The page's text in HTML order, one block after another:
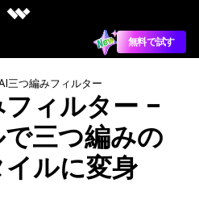
無料で試す
三つ編みフィルター
ィルター –
三つ編みの
ルに変身